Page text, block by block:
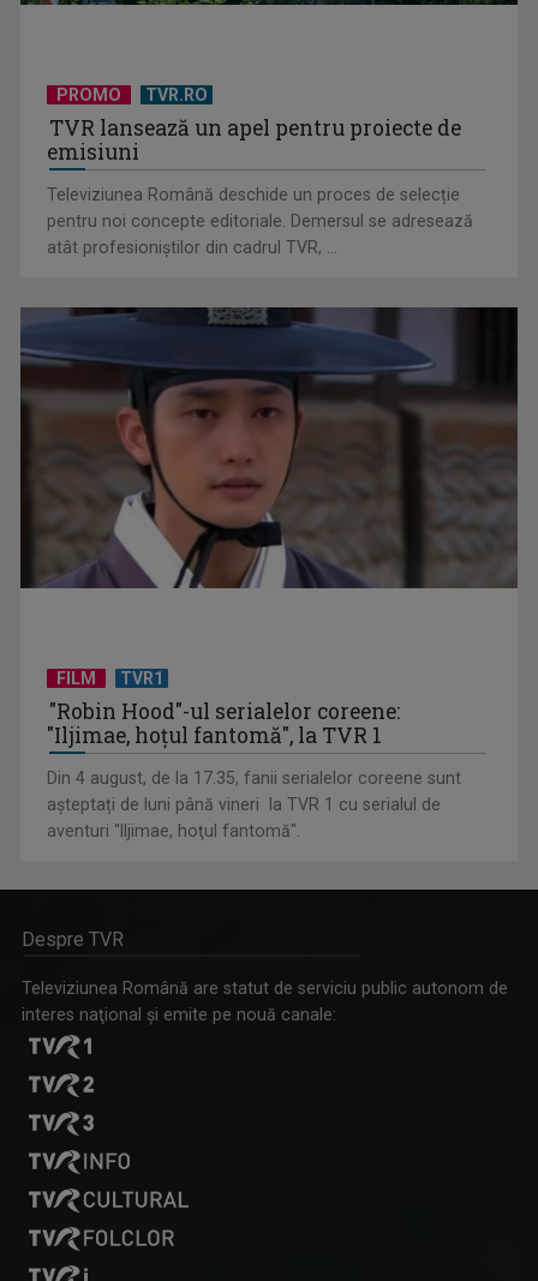
PROMO TVR.RO
TVR lansează un apel pentru proiecte de
emisiuni
Televiziunea Română deschide un proces de selecție
pentru noi concepte editoriale. Demersul se adresează
atât profesioniștilor din cadrul TVR, ...
FILM TVR1
"Robin Hood"-ul serialelor coreene:
"Iljimae, hoţul fantomă", la TVR 1
Din 4 august, de la 17.35, fanii serialelor coreene sunt
așteptați de luni până vineri la TVR 1 cu serialul de
aventuri "Iljimae, hoţul fantomă".
Despre TVR
Televiziunea Română are statut de serviciu public autonom de
interes naţional şi emite pe nouă canale: